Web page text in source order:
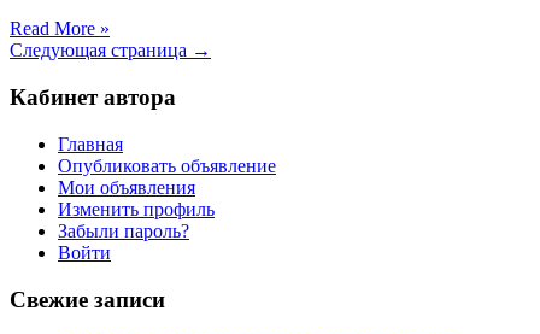
Read More »
Следующая страница →
Кабинет автора
Главная
Опубликовать объявление
Мои объявления
Изменить профиль
Забыли пароль?
Войти
Свежие записи